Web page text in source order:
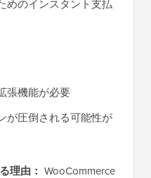
めのインスタント支払
張機能が必要
が圧倒される可能性が
理由： WooCommerce